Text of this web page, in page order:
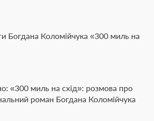
Богдана Коломійчука «300 миль на
«300 миль на схід»: розмова про
роман Богдана Коломійчука